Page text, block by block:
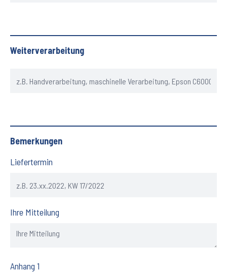
Weiterverarbeitung
Bemerkungen
Liefertermin
Ihre Mitteilung
Anhang 1